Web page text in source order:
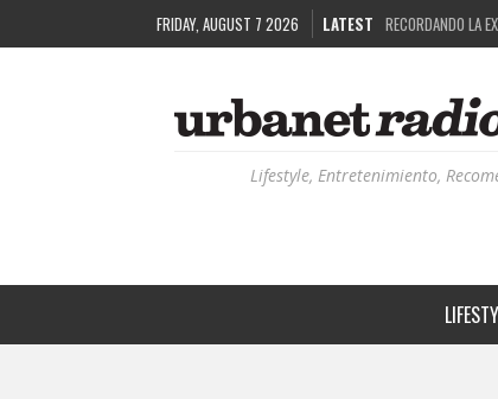
FRIDAY, AUGUST 7 2026 LATEST COSTA RICA Y EL
RUTAS
RECORDANDO LA
Lifestyle, Entretenimiento,